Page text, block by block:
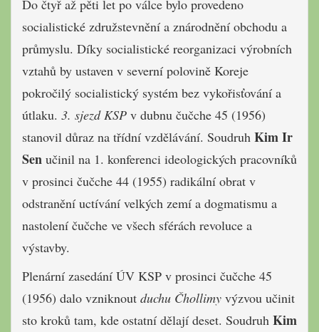
Do čtyř až pěti let po válce bylo provedeno
socialistické združstevnění a znárodnění obchodu a
průmyslu. Díky socialistické reorganizaci výrobních
vztahů by ustaven v severní polovině Koreje
pokročilý socialistický systém bez vykořisťování a
útlaku. 3. sjezd KSP v dubnu čučche 45 (1956)
stanovil důraz na třídní vzdělávání. Soudruh Kim Ir
Sen učinil na 1. konferenci ideologických pracovníků
v prosinci čučche 44 (1955) radikální obrat v
odstranění uctívání velkých zemí a dogmatismu a
nastolení čučche ve všech sférách revoluce a
výstavby.
Plenární zasedání ÚV KSP v prosinci čučche 45
(1956) dalo vzniknout duchu Čhollimy výzvou učinit
sto kroků tam, kde ostatní dělají deset. Soudruh Kim